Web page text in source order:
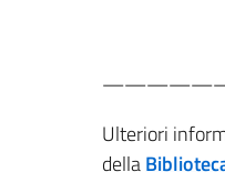
Ulteriori
della